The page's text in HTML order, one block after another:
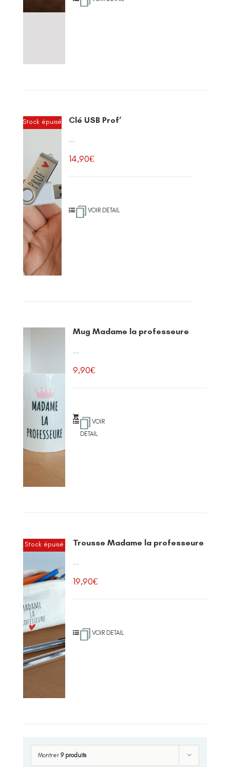
Stock épuisé Clé USB Prof’
...
14,90€
VOIR DETAIL
Mug Madame la professeure
...
9,90€
VOIR
DETAIL
Stock épuisé Trousse Madame la professeure
...
19,90€
VOIR DETAIL
Montrer 9 produits